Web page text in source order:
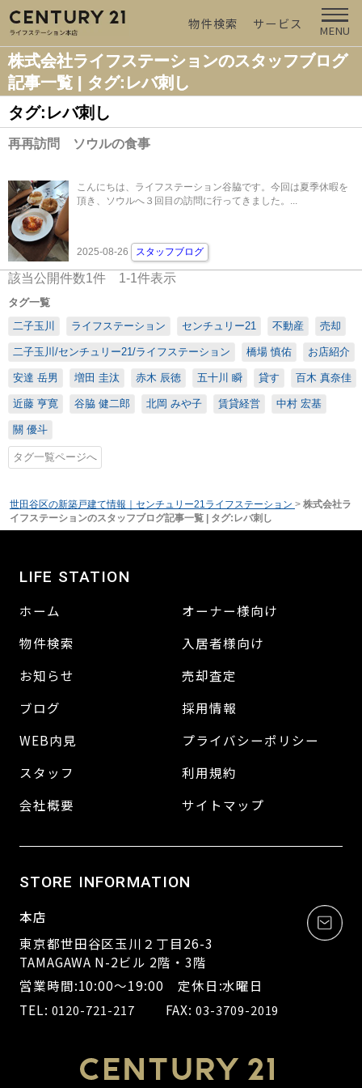
物件検索 サービス MENU
株式会社ライフステーションのスタッフブログ
記事一覧 | タグ:レバ刺し
タグ:レバ刺し
再再訪問 ソウルの食事
こんにちは、ライフステーション谷脇です。今回は夏季休暇を
頂き、ソウルへ３回目の訪問に行ってきました。...
2025-08-26 スタッフブログ
該当公開件数1件 1-1件表示
タグ一覧
二子玉川
ライフステーション センチュリー21 不動産 売却
二子玉川/センチュリー21/ライフステーション 橋場 慎佑 お店紹介
安達 岳男 増田 圭汰 赤木 辰徳 五十川 瞬 貸す 百木 真奈佳
近藤 亨寛 谷脇 健二郎 北岡 みや子 賃貸経営 中村 宏基
關 優斗
タグ一覧ページへ
世田谷区の新築戸建て情報｜センチュリー21ライフステーション > 株式会社ラ
イフステーションのスタッフブログ記事一覧 | タグ:レバ刺し
LIFE STATION
ホーム
物件検索
お知らせ
ブログ
WEB内見
スタッフ
会社概要
オーナー様向け
入居者様向け
売却査定
採用情報
プライバシーポリシー
利用規約
サイトマップ
STORE INFORMATION
本店
東京都世田谷区玉川２丁目26-3
TAMAGAWA N-2ビル 2階・3階
営業時間:10:00～19:00 定休日:水曜日
TEL: 0120-721-217 FAX:03-3709-2019